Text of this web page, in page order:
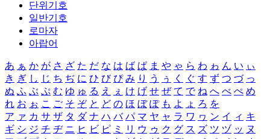
단위기호
일반기호
로마자
아랍어
あ ぁ か が さ ざ た だ な は ば ぱ ま や ゃ ら わ ゎ ん い ぃ
き ぎ し じ ち ぢ に ひ び ぴ み り う ぅ く ぐ す ず つ づ っ
ぬ ふ ぶ ぷ む ゆ ゅ る え ぇ け げ せ ぜ て で ね へ べ ぺ め
れ お ぉ こ ご そ ぞ と ど の ほ ぼ ぽ も よ ょ ろ を
ア ァ カ サ ザ タ ダ ナ ハ バ パ マ ヤ ャ ラ ワ ヮ ン イ ィ キ
ギ シ ジ チ ヂ ニ ヒ ビ ピ ミ リ ウ ゥ ク グ ス ズ ツ ヅ ッ ヌ